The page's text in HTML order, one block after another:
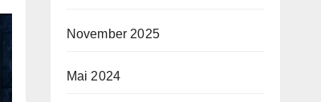
November 2025
Mai 2024